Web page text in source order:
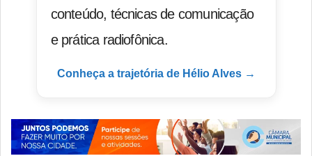
conteúdo, técnicas de comunicação
e prática radiofônica.
Conheça a trajetória de Hélio Alves →